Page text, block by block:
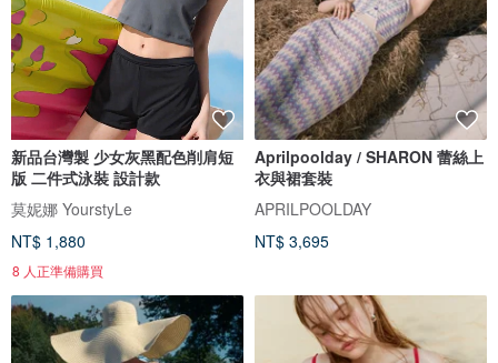
新品台灣製 少女灰黑配色削肩短
版 二件式泳裝 設計款
莫妮娜 YourstyLe
NT$ 1,880
8 人正準備購買
Aprilpoolday / SHARON 蕾絲上
衣與裙套裝
APRILPOOLDAY
NT$ 3,695